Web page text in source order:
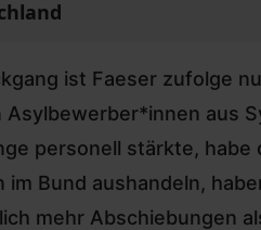
ist Faeser zufolge
Asylbewerber*innen aus
personell stärkte,
im Bund aushandeln,
mehr Abschiebungen